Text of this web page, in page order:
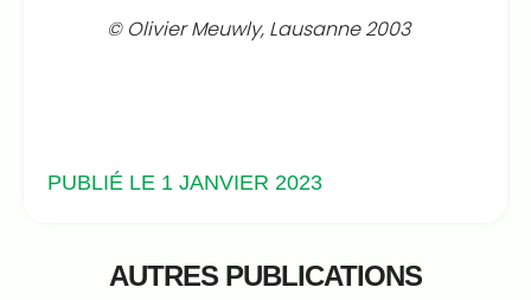
© Olivier Meuwly, Lausanne 2003
PUBLIÉ LE 1 JANVIER 2023
AUTRES PUBLICATIONS